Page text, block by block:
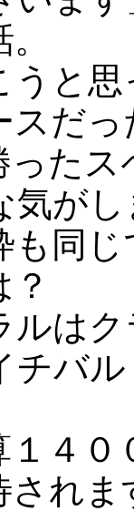
うと
スだ
った
気が
も同
ルは
チバ
４
されま